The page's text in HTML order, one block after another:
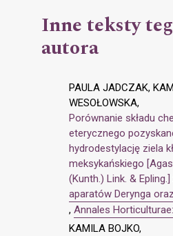
Inne teksty
autora
PAULA JADCZAK,
WESOŁOWSKA,
Porównanie składu
eterycznego
hydrodestylację ziela
meksykańskiego
(Kunth.) Link. &
aparatów Derynga
, Annales
KAMILA BOJKO,